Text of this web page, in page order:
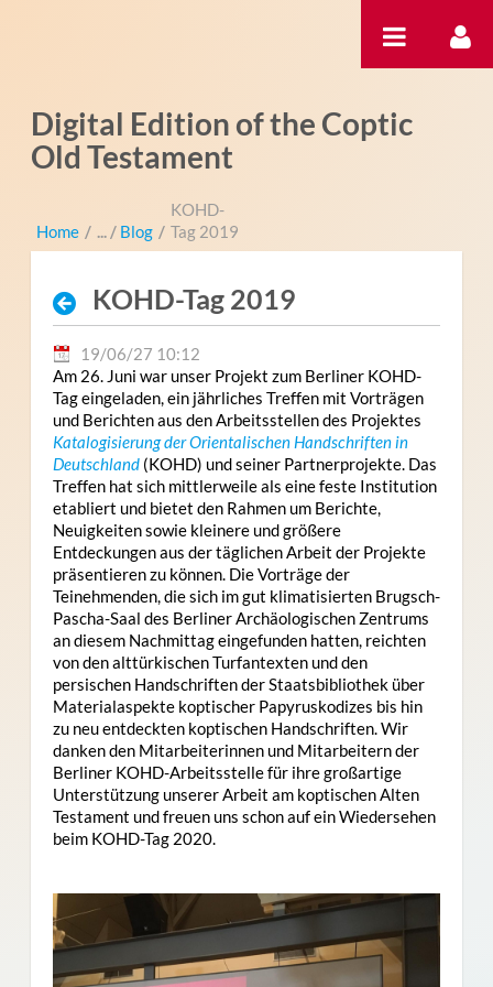
Digital Edition of the Coptic
Old Testament
Home / Blog /
KOHD-
Tag 2019
KOHD-Tag 2019
19/06/27 10:12
Am 26. Juni war unser Projekt zum Berliner KOHD-
Tag eingeladen, ein jährliches Treffen mit Vorträgen
und Berichten aus den Arbeitsstellen des Projektes
Katalogisierung der Orientalischen Handschriften in
Deutschland(KOHD) und seiner Partnerprojekte. Das
Treffen hat sich mittlerweile als eine feste Institution
etabliert und bietet den Rahmen um Berichte,
Neuigkeiten sowie kleinere und größere
Entdeckungen aus der täglichen Arbeit der Projekte
präsentieren zu können. Die Vorträge der
Teinehmenden, die sich im gut klimatisierten Brugsch-
Pascha-Saal des Berliner Archäologischen Zentrums
an diesem Nachmittag eingefunden hatten, reichten
von den alttürkischen Turfantexten und den
persischen Handschriften der Staatsbibliothek über
Materialaspekte koptischer Papyruskodizes bis hin
zu neu entdeckten koptischen Handschriften. Wir
danken den Mitarbeiterinnen und Mitarbeitern der
Berliner KOHD-Arbeitsstelle für ihre großartige
Unterstützung unserer Arbeit am koptischen Alten
Testament und freuen uns schon auf ein Wiedersehen
beim KOHD-Tag 2020.